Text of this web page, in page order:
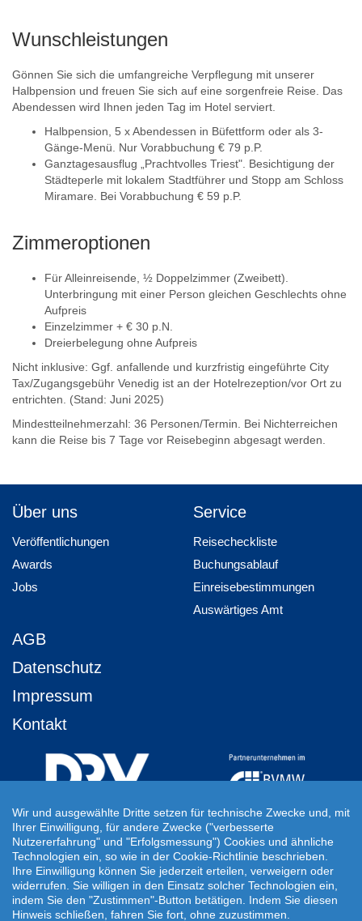
Wunschleistungen
Gönnen Sie sich die umfangreiche Verpflegung mit unserer
Halbpension und freuen Sie sich auf eine sorgenfreie Reise. Das
Abendessen wird Ihnen jeden Tag im Hotel serviert.
Halbpension, 5 x Abendessen in Büfettform oder als 3-
Gänge-Menü. Nur Vorabbuchung € 79 p.P.
Ganztagesausflug „Prachtvolles Triest". Besichtigung der
Städteperle mit lokalem Stadtführer und Stopp am Schloss
Miramare. Bei Vorabbuchung € 59 p.P.
Zimmeroptionen
Für Alleinreisende, ½ Doppelzimmer (Zweibett).
Unterbringung mit einer Person gleichen Geschlechts ohne
Aufpreis
Einzelzimmer + € 30 p.N.
Dreierbelegung ohne Aufpreis
Nicht inklusive: Ggf. anfallende und kurzfristig eingeführte City
Tax/Zugangsgebühr Venedig ist an der Hotelrezeption/vor Ort zu
entrichten. (Stand: Juni 2025)
Mindestteilnehmerzahl: 36 Personen/Termin. Bei Nichterreichen
kann die Reise bis 7 Tage vor Reisebeginn abgesagt werden.
Über uns
Veröffentlichungen
Awards
Jobs
Service
Reisecheckliste
Buchungsablauf
Einreisebestimmungen
Auswärtiges Amt
AGB
Datenschutz
Impressum
Kontakt
Ihre Individuelle Reiseanfrage
Auf Ihre ganz persönlichen Vorstellungen abgestimmt!
Für Ihre individuellen Reisewünsche erstellen wir Ihnen gern ein
persönliches Angebot.
Wir und ausgewählte Dritte setzen für technische Zwecke und, mit
Ihrer Einwilligung, für andere Zwecke ("verbesserte
Nutzererfahrung" und "Erfolgsmessung") Cookies und ähnliche
Technologien ein, so wie in der Cookie-Richtlinie beschrieben.
Ihre Einwilligung können Sie jederzeit erteilen, verweigern oder
widerrufen. Sie willigen in den Einsatz solcher Technologien ein,
indem Sie den "Zustimmen"-Button betätigen. Indem Sie diesen
Hinweis schließen, fahren Sie fort, ohne zuzustimmen.